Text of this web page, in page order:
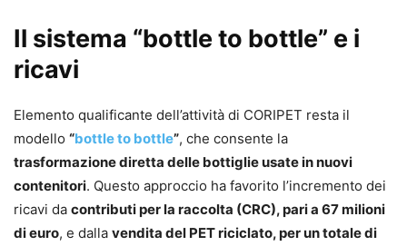
Il sistema “bottle to bottle” e i
ricavi
Elemento qualificante dell’attività di CORIPET resta il
modello “bottle to bottle”, che consente la
trasformazione diretta delle bottiglie usate in nuovi
contenitori. Questo approccio ha favorito l’incremento dei
ricavi da contributi per la raccolta (CRC), pari a 67 milioni
di euro, e dalla vendita del PET riciclato, per un totale di